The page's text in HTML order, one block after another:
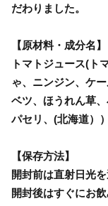
だわりました。
【原材料・成分名】
トマトジュース(ト
ゃ、ニンジン、ケ
ベツ、ほうれん草
パセリ、(北海道）
【保存方法】
開封前は直射日光
開封後はすぐにお飲